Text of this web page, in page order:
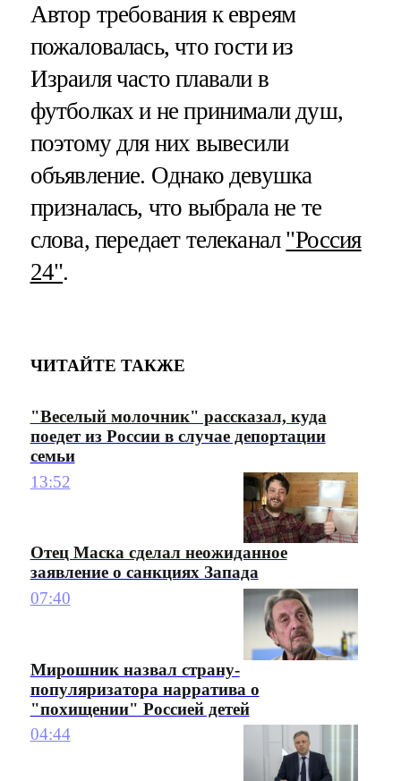
Автор требования к евреям
пожаловалась, что гости из
Израиля часто плавали в
футболках и не принимали душ,
поэтому для них вывесили
объявление. Однако девушка
призналась, что выбрала не те
слова, передает телеканал "Россия
24".
ЧИТАЙТЕ ТАКЖЕ
"Веселый молочник" рассказал, куда
поедет из России в случае депортации
семьи
13:52
Отец Маска сделал неожиданное
заявление о санкциях Запада
07:40
Мирошник назвал страну-
популяризатора нарратива о
"похищении" Россией детей
04:44